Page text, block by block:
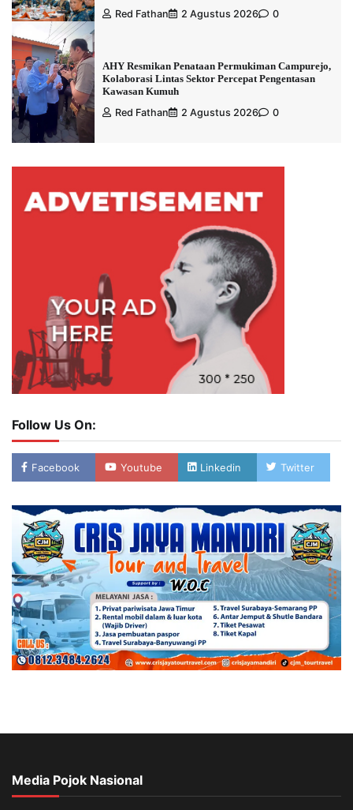
Red Fathan
2 Agustus 2026 0
AHY Resmikan Penataan Permukiman Campurejo,
Kolaborasi Lintas Sektor Percepat Pengentasan
Kawasan Kumuh
Red Fathan
2 Agustus 2026 0
Follow Us On:
Facebook Youtube Linkedin Twitter
Media Pojok Nasional